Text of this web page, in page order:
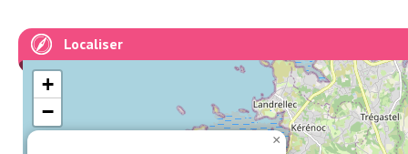
Localiser
×
+
−